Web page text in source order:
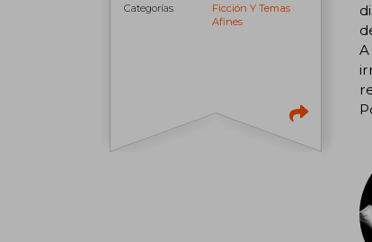
Categorías
Ficción Y Temas
Afines